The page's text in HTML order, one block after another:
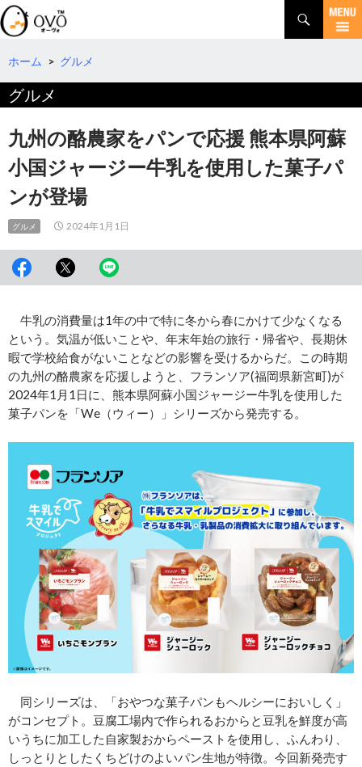
検
索
コ
テ
ツ
へ
動
ホーム > グルメ
グルメ
九州の酪農家をパンで応援 熊本県阿蘇
小国ジャージー牛乳を使用した菓子パ
ンが登場
グルメ 2024年1月1日
牛乳の消費量は1年の中で特に冬から春にかけて少なくなる
という。気温が低いことや、年末年始の旅行・帰省や、長期休
暇で学校給食がないことなどの影響を受けるからだ。この時期
の九州の酪農家を応援しようと、フランソア(福岡県新宮町)が
2024年1月1日に、熊本県阿蘇小国ジャージー牛乳を使用した
菓子パンを「We（ウィー）」シリーズから発売する。
同シリーズは、「おやつな菓子パンもヘルシーにおいしく」
がコンセプト。豆腐工場内で作られるおからと豆乳を鮮度が高
いうちに加工した自家製おからペーストを使用し、ふんわり、
しっとりとしたくちどけのよいパン生地が特徴。今回新発売す